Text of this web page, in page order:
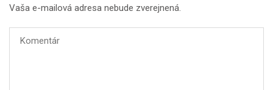
Vaša e-mailová adresa nebude zverejnená.